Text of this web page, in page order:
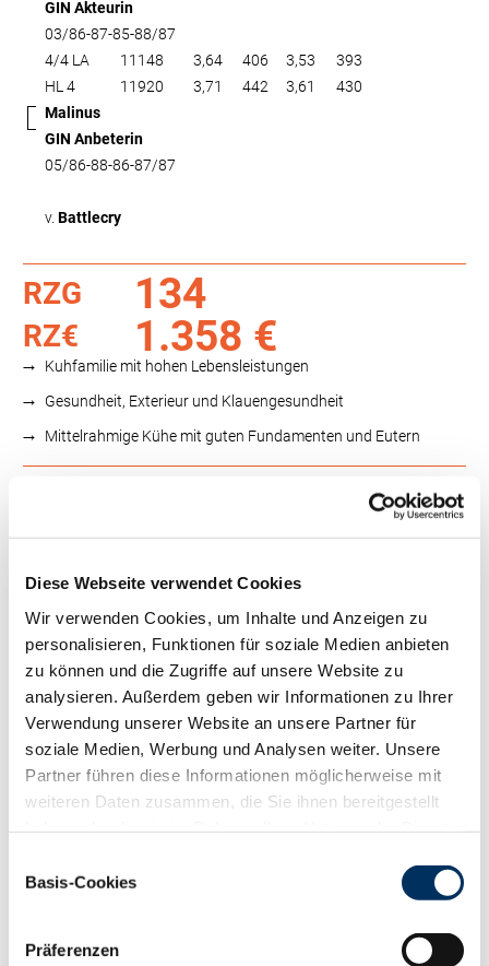
Diese Webseite verwendet Cookies
Wir verwenden Cookies, um Inhalte und Anzeigen zu
personalisieren, Funktionen für soziale Medien anbieten
zu können und die Zugriffe auf unsere Website zu
analysieren. Außerdem geben wir Informationen zu Ihrer
Verwendung unserer Website an unsere Partner für
soziale Medien, Werbung und Analysen weiter. Unsere
Partner führen diese Informationen möglicherweise mit
weiteren Daten zusammen, die Sie ihnen bereitgestellt
Cookies, wenn Sie unsere Webseite weiterhin nutzen.
Basis-Cookies
Präferenzen
GIN Akteurin
03/86-87-85-88/87
4/4 LA
11148 3,64 406 3,53
393
HL 4
11920 3,71 442 3,61
430
Malinus
GIN Anbeterin
05/86-88-86-87/87
v. Battlecry
RZG 134
RZ€ 1.358 €
Kuhfamilie mit hohen Lebensleistungen
Gesundheit, Exterieur und Klauengesundheit
Mittelrahmige Kühe mit guten Fundamenten und Eutern
RZS
RZR
RZKd
102
RZKm
RZÖko
126
Gesundheit
RZGesund
116
RZEuterfit
RZKlaue
114
108
RZRepro
110
RZKälberfit 109